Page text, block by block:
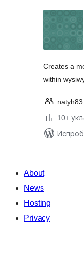
Creates a
within
natyh83
10+
About
News
Hosting
Privacy